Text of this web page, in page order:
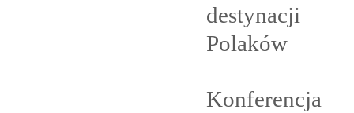
destynacji
Polaków
Konferencja